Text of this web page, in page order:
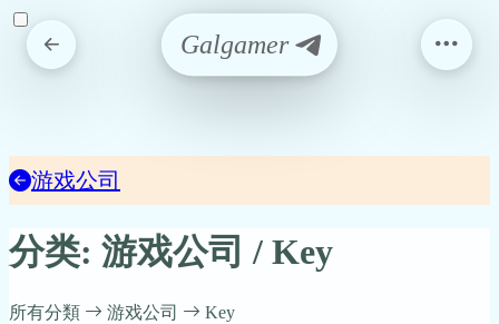
Galgamer
游戏公司
分类: 游戏公司 / Key
所有分類 游戏公司 Key